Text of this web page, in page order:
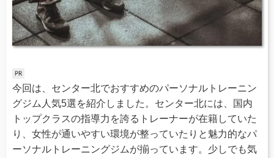
今回は、センター北でおすすめのパーソナルトレーニン
グジム人気5選を紹介しました。センター北には、国内
トップクラスの指導力を誇るトレーナーが在籍していた
り、女性が通いやすい環境が整っていたりと魅力的なパ
ーソナルトレーニングジムが揃っています。少しでも気